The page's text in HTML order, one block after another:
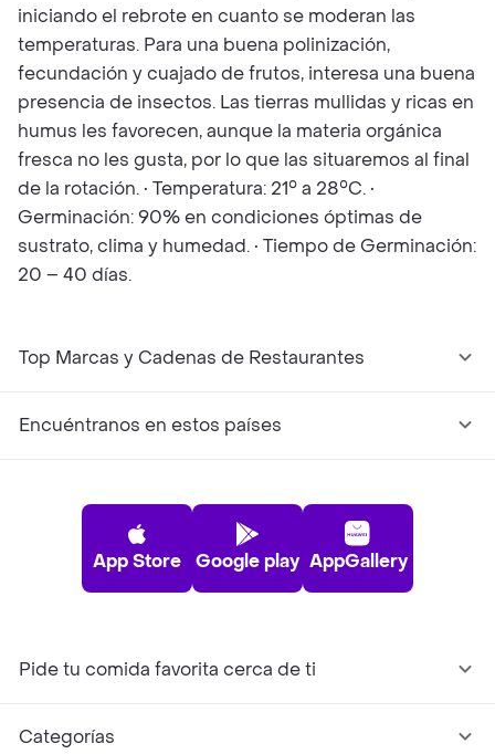
iniciando el rebrote en cuanto se moderan las
temperaturas. Para una buena polinización,
fecundación y cuajado de frutos, interesa una buena
presencia de insectos. Las tierras mullidas y ricas en
humus les favorecen, aunque la materia orgánica
fresca no les gusta, por lo que las situaremos al final
de la rotación. • Temperatura: 21° a 28°C. •
Germinación: 90% en condiciones óptimas de
sustrato, clima y humedad. • Tiempo de Germinación:
20 – 40 días.
Top Marcas y Cadenas de Restaurantes
Encuéntranos en estos países
App Store Google play AppGallery
Pide tu comida favorita cerca de ti
Categorías